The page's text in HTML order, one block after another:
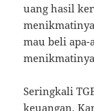
uang hasil
mau beli apa-
Seringkali
keuangan.